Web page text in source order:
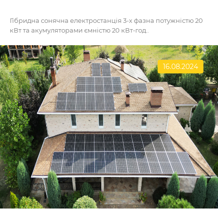
Гібридна сонячна електростанція 3-х фазна потужністю 20
кВт та акумуляторами ємністю 20 кВт-год..
16.08.2024